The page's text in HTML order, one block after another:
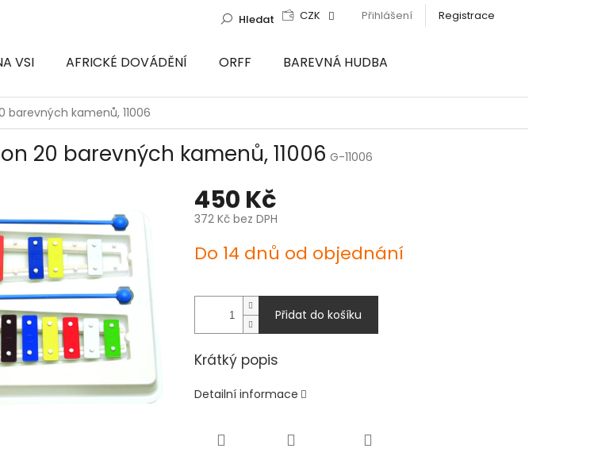
CZK Přihlášení Registrace
Hledat
VSI AFRICKÉ DOVÁDĚNÍ ORFF
BAREVNÁ HUDBA
barevných kamenů, 11006
20 barevných kamenů, 11006 G-11006
450 Kč
372 Kč bez DPH
cena:
Do 14 dnů od objednání
Přidat do košíku
Krátký popis
Detailní informace